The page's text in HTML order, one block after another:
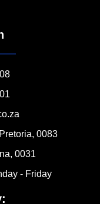
0083
0031
- Friday